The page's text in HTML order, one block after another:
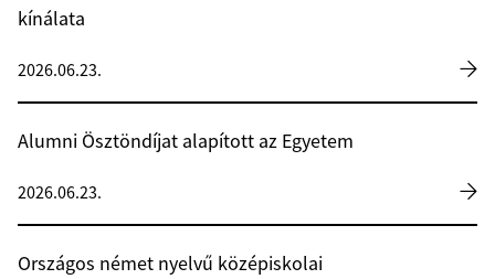
kínálata
2026.06.23.
Alumni Ösztöndíjat alapított az Egyetem
2026.06.23.
Országos német nyelvű középiskolai